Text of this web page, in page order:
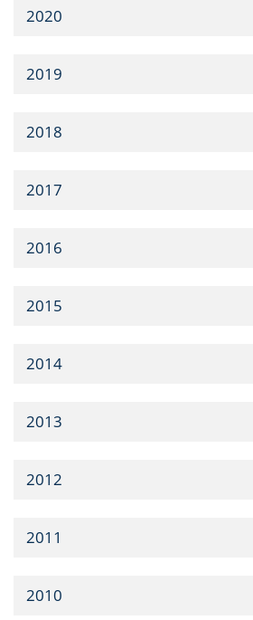
2020
2019
2018
2017
2016
2015
2014
2013
2012
2011
2010